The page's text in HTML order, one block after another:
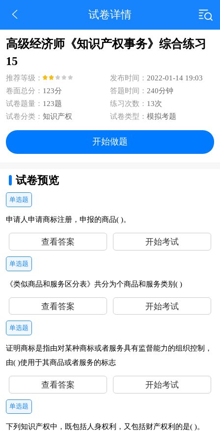
试卷详情
高级经济师《知识产权事务》综合练习
15
推荐等级： 发布时间： 2022-01-14 19:03
卷面总分： 123分 答题时间： 240分钟
试卷题量： 123题 练习次数： 13次
试卷分类： 知识产权 试卷类型： 模拟考题
开始做题
试卷预览
单选题
申请人申请商标注册，申报的商品( )。
查看答案 开始考试
单选题
《类似商品和服务区分表》共分为个商品和服务类别( )
查看答案 开始考试
单选题
证明商标是指由对某种商标或者服务具有监督能力的组织控制，
由( )使用于其商品或者服务的标志
查看答案 开始考试
单选题
下列知识产权中，既包括人身权利，又包括财产权利的是( )。